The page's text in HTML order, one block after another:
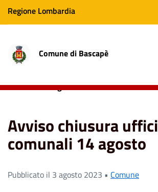
Regione Lombardia
Comune di Bascapè
comunali 14 agosto
Avviso chiusura uffici
comunali 14 agosto
Pubblicato il 3 agosto 2023 • Comune